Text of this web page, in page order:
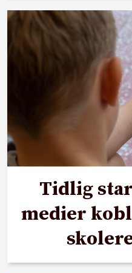
Tidlig
medier